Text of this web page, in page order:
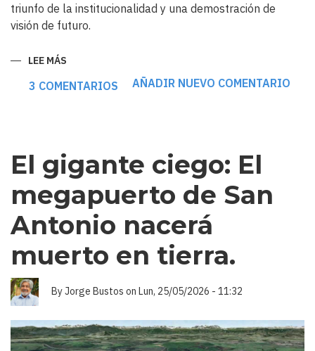
triunfo de la institucionalidad y una demostración de
visión de futuro.
LEE MÁS
ANTONIO:
LA
3 COMENTARIOS AÑADIR NUEVO COMENTARIO
El gigante ciego: El
megapuerto de San
Antonio nacerá
muerto en tierra.
ByJorge Bustos on Lun, 25/05/2026 - 11:32